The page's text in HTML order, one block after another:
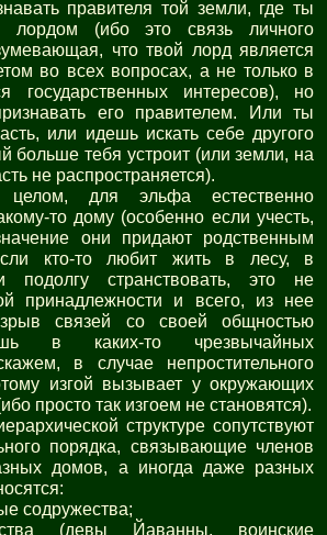
правителя той земли, где ты
лордом (ибо это связь личного
что твой лорд является
во всех вопросах, а не только в
государственных интересов), но
его правителем. Или ты
или идешь искать себе другого
больше тебя устроит (или земли, на
не распространяется).
для эльфа естественно
то дому (особенно если учесть,
они придают родственным
кто-то любит жить в лесу, в
подолгу странствовать, это не
принадлежности и всего, из нее
связей со своей общностью
в каких-то чрезвычайных
в случае непростительного
изгой вызывает у окружающих
просто так изгоем не становятся).
структуре сопутствуют
порядка, связывающие членов
домов, а иногда даже разных
содружества;
(девы Йаванны, воинские